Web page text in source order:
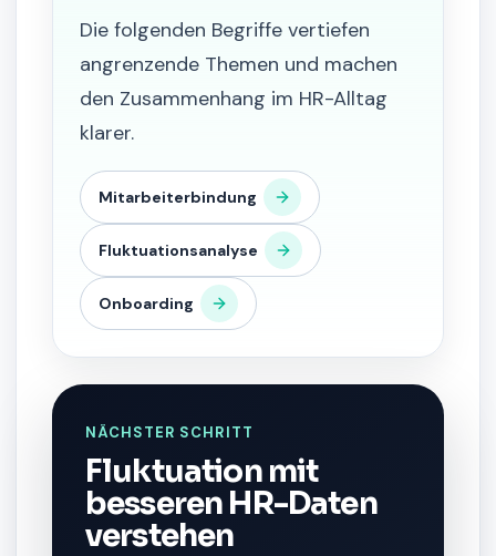
Die folgenden Begriffe vertiefen
angrenzende Themen und machen
den Zusammenhang im HR-Alltag
klarer.
Mitarbeiterbindung
Fluktuationsanalyse
Onboarding
NÄCHSTER SCHRITT
Fluktuation mit
besseren HR-Daten
verstehen